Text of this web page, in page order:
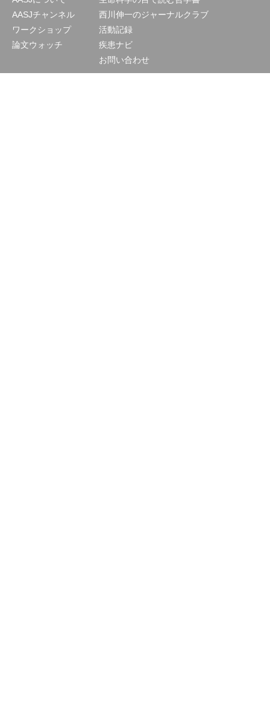
AASJチャンネル
ワークショップ
論文ウォッチ
西川伸一のジャーナルクラブ
活動記録
疾患ナビ
お問い合わせ